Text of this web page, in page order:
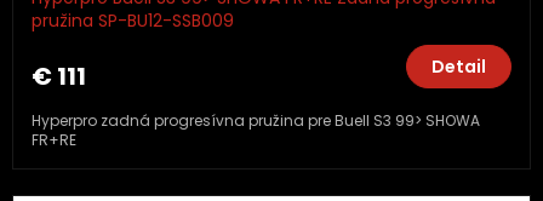
pružina SP-BU12-SSB009
€ 111 Detail
Hyperpro zadná progresívna pružina pre Buell S3 99> SHOWA
FR+RE